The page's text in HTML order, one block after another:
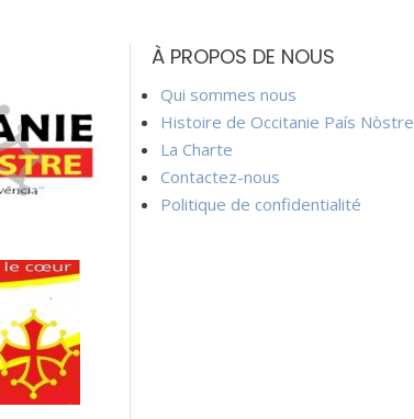
À PROPOS DE NOUS
Qui sommes nous
Histoire de Occitanie País Nòstre
La Charte
Contactez-nous
Politique de confidentialité